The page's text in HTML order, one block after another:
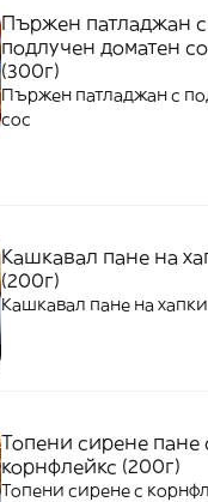
Пържен патладжан с
подлучен доматен
(300г)
Пържен патладжан с
сос
Кашкавал пане на
(200г)
Кашкавал пане на хапки
Топени сирене пане
корнфлейкс (200г)
Топени сирене с